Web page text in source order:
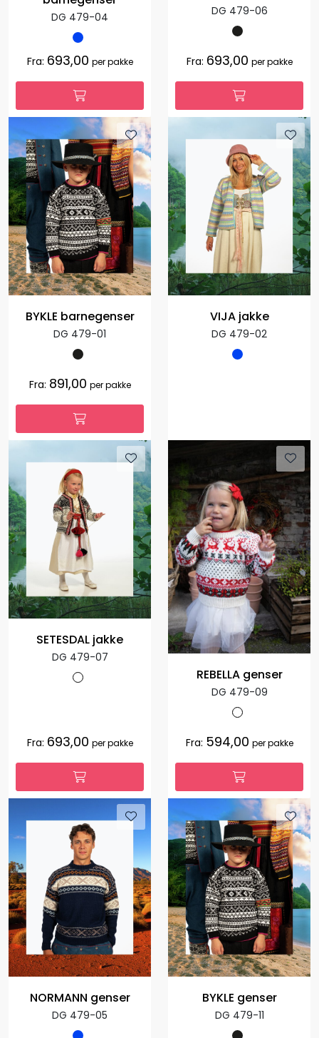
DG 479-04
Fra: 693,00 per pakke
DG 479-06
Fra: 693,00 per pakke
BYKLE barnegenser
DG 479-01
Fra: 891,00 per pakke
VIJA jakke
DG 479-02
SETESDAL jakke
DG 479-07
Fra: 693,00 per pakke
REBELLA genser
DG 479-09
Fra: 594,00 per pakke
NORMANN genser
DG 479-05
BYKLE genser
DG 479-11